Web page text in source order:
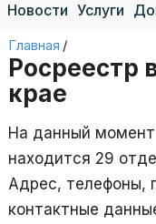
Новости Услуги
Главная /
Росреестр
крае
На данный момент
находится 29
Адрес, телефоны,
контактные